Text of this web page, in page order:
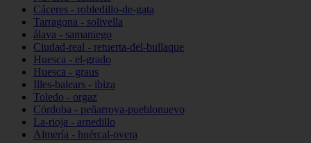
Cáceres - robledillo-de-gata
Tarragona - solivella
álava - samaniego
Ciudad-real - retuerta-del-bullaque
Huesca - el-grado
Huesca - graus
Illes-balears - ibiza
Toledo - orgaz
Córdoba - peñarroya-pueblonuevo
La-rioja - arnedillo
Almería - huércal-overa